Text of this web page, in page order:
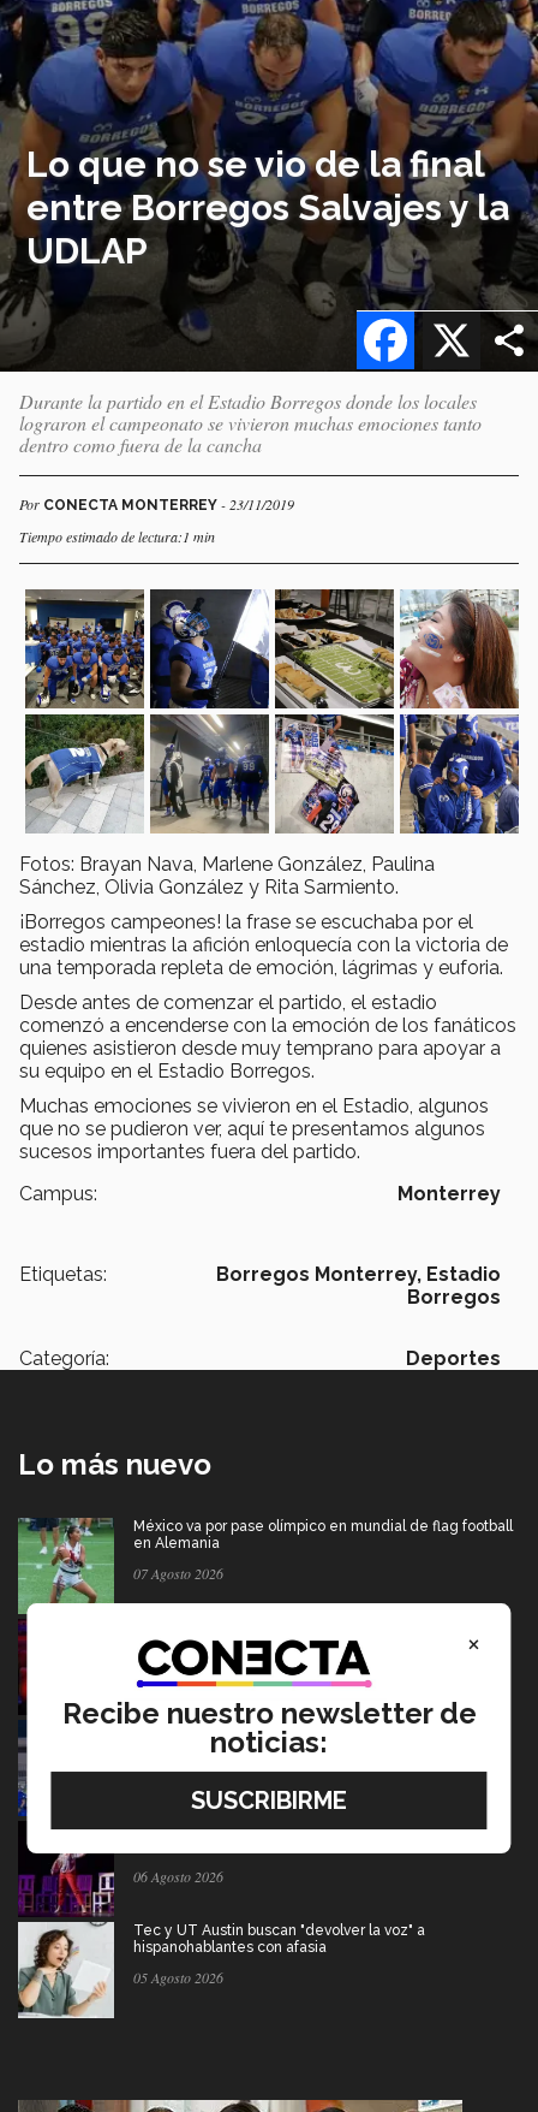
Lo que no se vio de la final
entre Borregos Salvajes y la
UDLAP
X
Facebook
Durante la partido en el Estadio Borregos donde los locales
lograron el campeonato se vivieron muchas emociones tanto
dentro como fuera de la cancha
Por CONECTA MONTERREY - 23/11/2019
Tiempo estimado de lectura:1 min
Fotos: Brayan Nava, Marlene González, Paulina
Sánchez, Olivia González y Rita Sarmiento.
¡Borregos campeones! la frase se escuchaba por el
estadio mientras la afición enloquecía con la victoria de
una temporada repleta de emoción, lágrimas y euforia.
Desde antes de comenzar el partido, el estadio
comenzó a encenderse con la emoción de los fanáticos
quienes asistieron desde muy temprano para apoyar a
su equipo en el Estadio Borregos.
Muchas emociones se vivieron en el Estadio, algunos
que no se pudieron ver, aquí te presentamos algunos
sucesos importantes fuera del partido.
Campus:
Monterrey
Etiquetas: Borregos Monterrey, Estadio
Borregos
Categoría: Deportes
Lo más nuevo
México va por pase olímpico en mundial de flag football
en Alemania
07 Agosto 2026
de la Ópera México
07 Agosto 2026
Borregos CCM van por el campeonato en liga mayor de
06 Agosto 2026
Del escenario de PrepaTec Qro al teatro musical en
06 Agosto 2026
Tec y UT Austin buscan "devolver la voz" a
hispanohablantes con afasia
05 Agosto 2026
×
Recibe nuestro newsletter de
noticias: